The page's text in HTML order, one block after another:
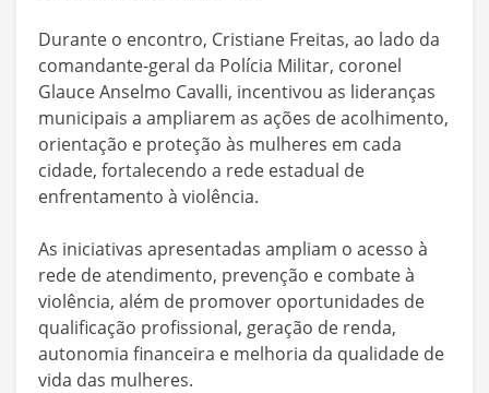
Durante o encontro, Cristiane Freitas, ao lado da
comandante-geral da Polícia Militar, coronel
Glauce Anselmo Cavalli, incentivou as lideranças
municipais a ampliarem as ações de acolhimento,
orientação e proteção às mulheres em cada
cidade, fortalecendo a rede estadual de
enfrentamento à violência.
As iniciativas apresentadas ampliam o acesso à
rede de atendimento, prevenção e combate à
violência, além de promover oportunidades de
qualificação profissional, geração de renda,
autonomia financeira e melhoria da qualidade de
vida das mulheres.